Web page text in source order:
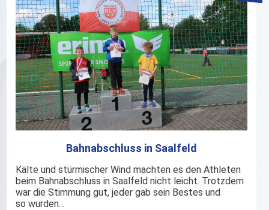
Bahnabschluss in Saalfeld
Kälte und stürmischer Wind machten es den Athleten
beim Bahnabschluss in Saalfeld nicht leicht. Trotzdem
war die Stimmung gut, jeder gab sein Bestes und
so wurden…